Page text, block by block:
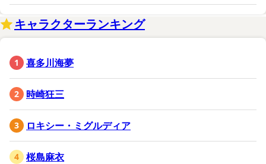
キャラクターランキング
喜多川海夢
時崎狂三
ロキシー・ミグルディア
桜島麻衣